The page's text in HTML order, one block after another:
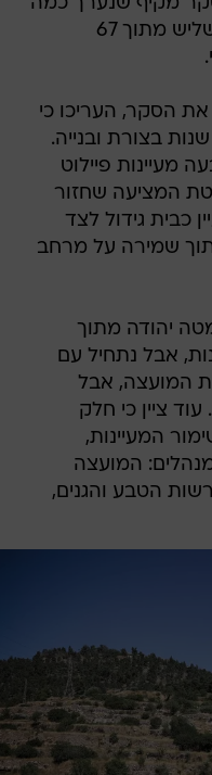
מקיף שנערך כמה
שנים קודם לכן ומצא שכמעט שליש מתוך 67
את הסקר, העריכו כי
בצורת ובנייה.
מעיינות פיילוט
המציעה שחזור
כבית גידול לצד
תוך שמירה על מרחב
יהודה מתוך
אבל נתחיל עם
המועצה, אבל
ציין כי חלק
המעיינות,
המועצה
הטבע והגנים,